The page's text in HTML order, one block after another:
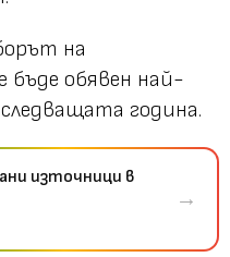
на
бъде обявен най-
година.
източници в
→